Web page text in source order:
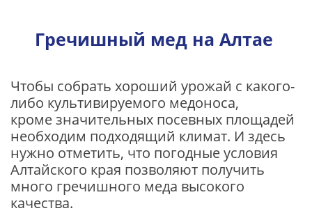
Гречишный мед на Алтае
Чтобы собрать хороший урожай с какого-
либо культивируемого медоноса,
кроме значительных посевных площадей
необходим подходящий климат. И здесь
нужно отметить, что погодные условия
Алтайского края позволяют получить
много гречишного меда высокого
качества.